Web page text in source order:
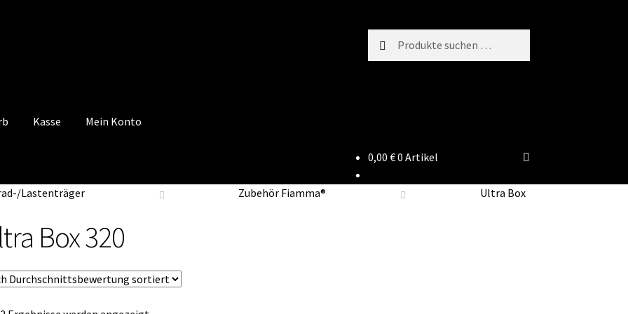
nach:
Kasse Mein Konto
0,00 €0 Artikel
Lastenträger Zubehör Fiamma®
Ultra Box
Box 320